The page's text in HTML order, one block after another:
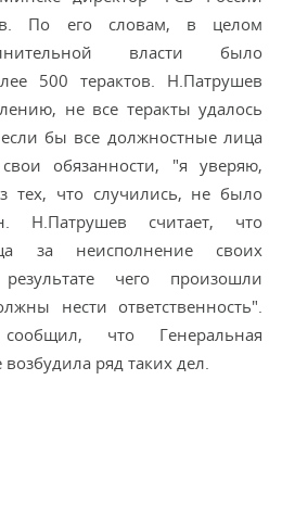
По его словам, в целом
власти было
500 терактов. Н.Патрушев
не все теракты удалось
бы все должностные лица
обязанности, "я уверяю,
тех, что случились, не было
Н.Патрушев считает, что
за неисполнение своих
чего произошли
нести ответственность".
что Генеральная
ряд таких дел.